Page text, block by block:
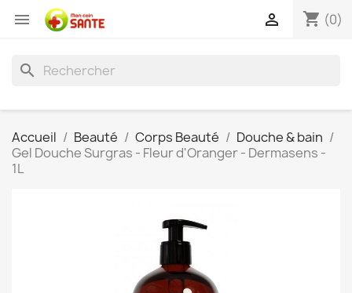
 shopping_cart (0)

search
Accueil Beauté Corps Beauté
Douche & bain
Gel Douche Surgras - Fleur d'Oranger - Dermasens -
1L